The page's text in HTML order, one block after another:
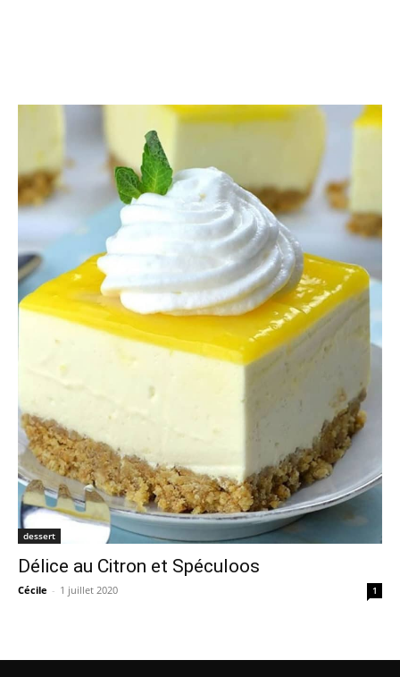
dessert
Délice au Citron et Spéculoos
Cécile - 1 juillet 2020 1